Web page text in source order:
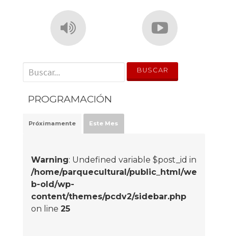
' . __('Search for:') . '
PROGRAMACIÓN
Próximamente Este Mes
Warning: Undefined variable $post_id in
/home/parquecultural/public_html/we
b-old/wp-
content/themes/pcdv2/sidebar.php
on line 25